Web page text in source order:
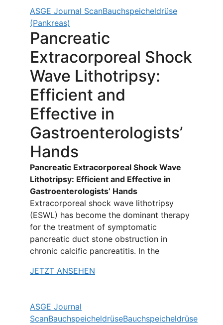
ASGE Journal ScanBauchspeicheldrüse
(Pankreas)
Pancreatic
Extracorporeal Shock
Wave Lithotripsy:
Efficient and
Effective in
Gastroenterologists’
Hands
Pancreatic Extracorporeal Shock Wave
Lithotripsy: Efficient and Effective in
Gastroenterologists’ Hands
Extracorporeal shock wave lithotripsy
(ESWL) has become the dominant therapy
for the treatment of symptomatic
pancreatic duct stone obstruction in
chronic calcific pancreatitis. In the
JETZT ANSEHEN
ASGE Journal
ScanBauchspeicheldrüseBauchspeicheldrüse